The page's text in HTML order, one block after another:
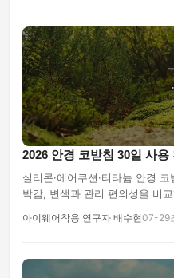
2026 안경 코받침 30일 사
실리콘·에어쿠션·티타늄 안경
박감, 변색과 관리 편의성을 비
아이웨어착용 연구자 배수현07-29